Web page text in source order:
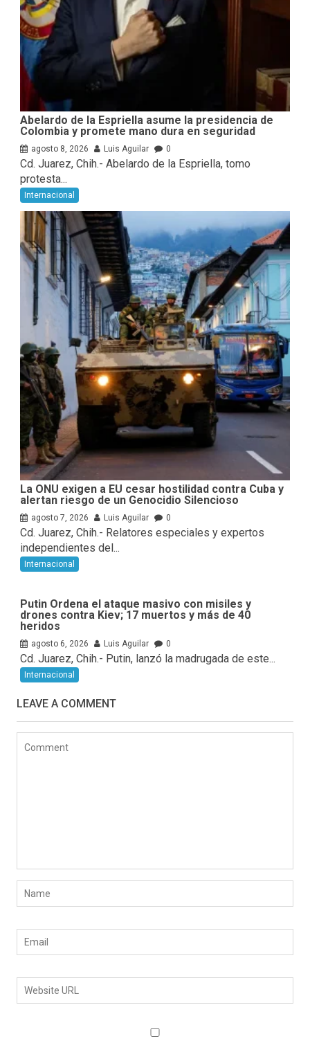
Abelardo de la Espriella asume la presidencia de
Colombia y promete mano dura en seguridad
agosto 8, 2026 Luis Aguilar 0
Cd. Juarez, Chih.- Abelardo de la Espriella, tomo
protesta...
Internacional
La ONU exigen a EU cesar hostilidad contra Cuba y
alertan riesgo de un Genocidio Silencioso
agosto 7, 2026 Luis Aguilar 0
Cd. Juarez, Chih.- Relatores especiales y expertos
independientes del...
Internacional
Putin Ordena el ataque masivo con misiles y
drones contra Kiev; 17 muertos y más de 40
heridos
agosto 6, 2026 Luis Aguilar 0
Cd. Juarez, Chih.- Putin, lanzó la madrugada de este...
Internacional
LEAVE A COMMENT